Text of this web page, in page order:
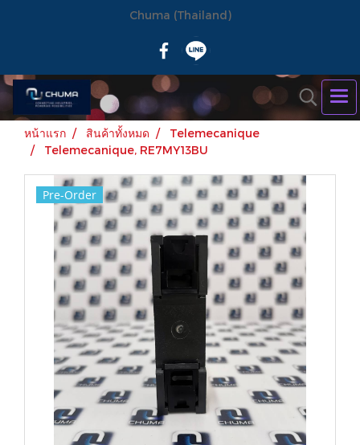
Chuma (Thailand)
หน้าแรก สินค้าทั้งหมด
Telemecanique
Telemecanique, RE7MY13BU
Pre-Order